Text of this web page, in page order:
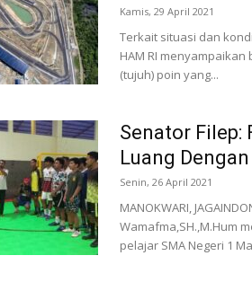
Kamis, 29 April 2021
Terkait situasi dan
HAM RI
(tujuh) poin yang...
Senator
Luang
Senin, 26 April 2021
MANOKWARI,
Wamafma,SH.,M.Hum
pelajar SMA Negeri 1